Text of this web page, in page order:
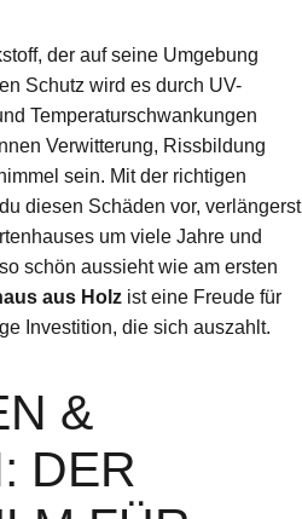
der auf seine Umgebung
Schutz wird es durch UV-
Temperaturschwankungen
Verwitterung, Rissbildung
sein. Mit der richtigen
diesen Schäden vor, verlängerst
um viele Jahre und
schön aussieht wie am ersten
aus Holz ist eine Freude für
Investition, die sich auszahlt.
&
DER